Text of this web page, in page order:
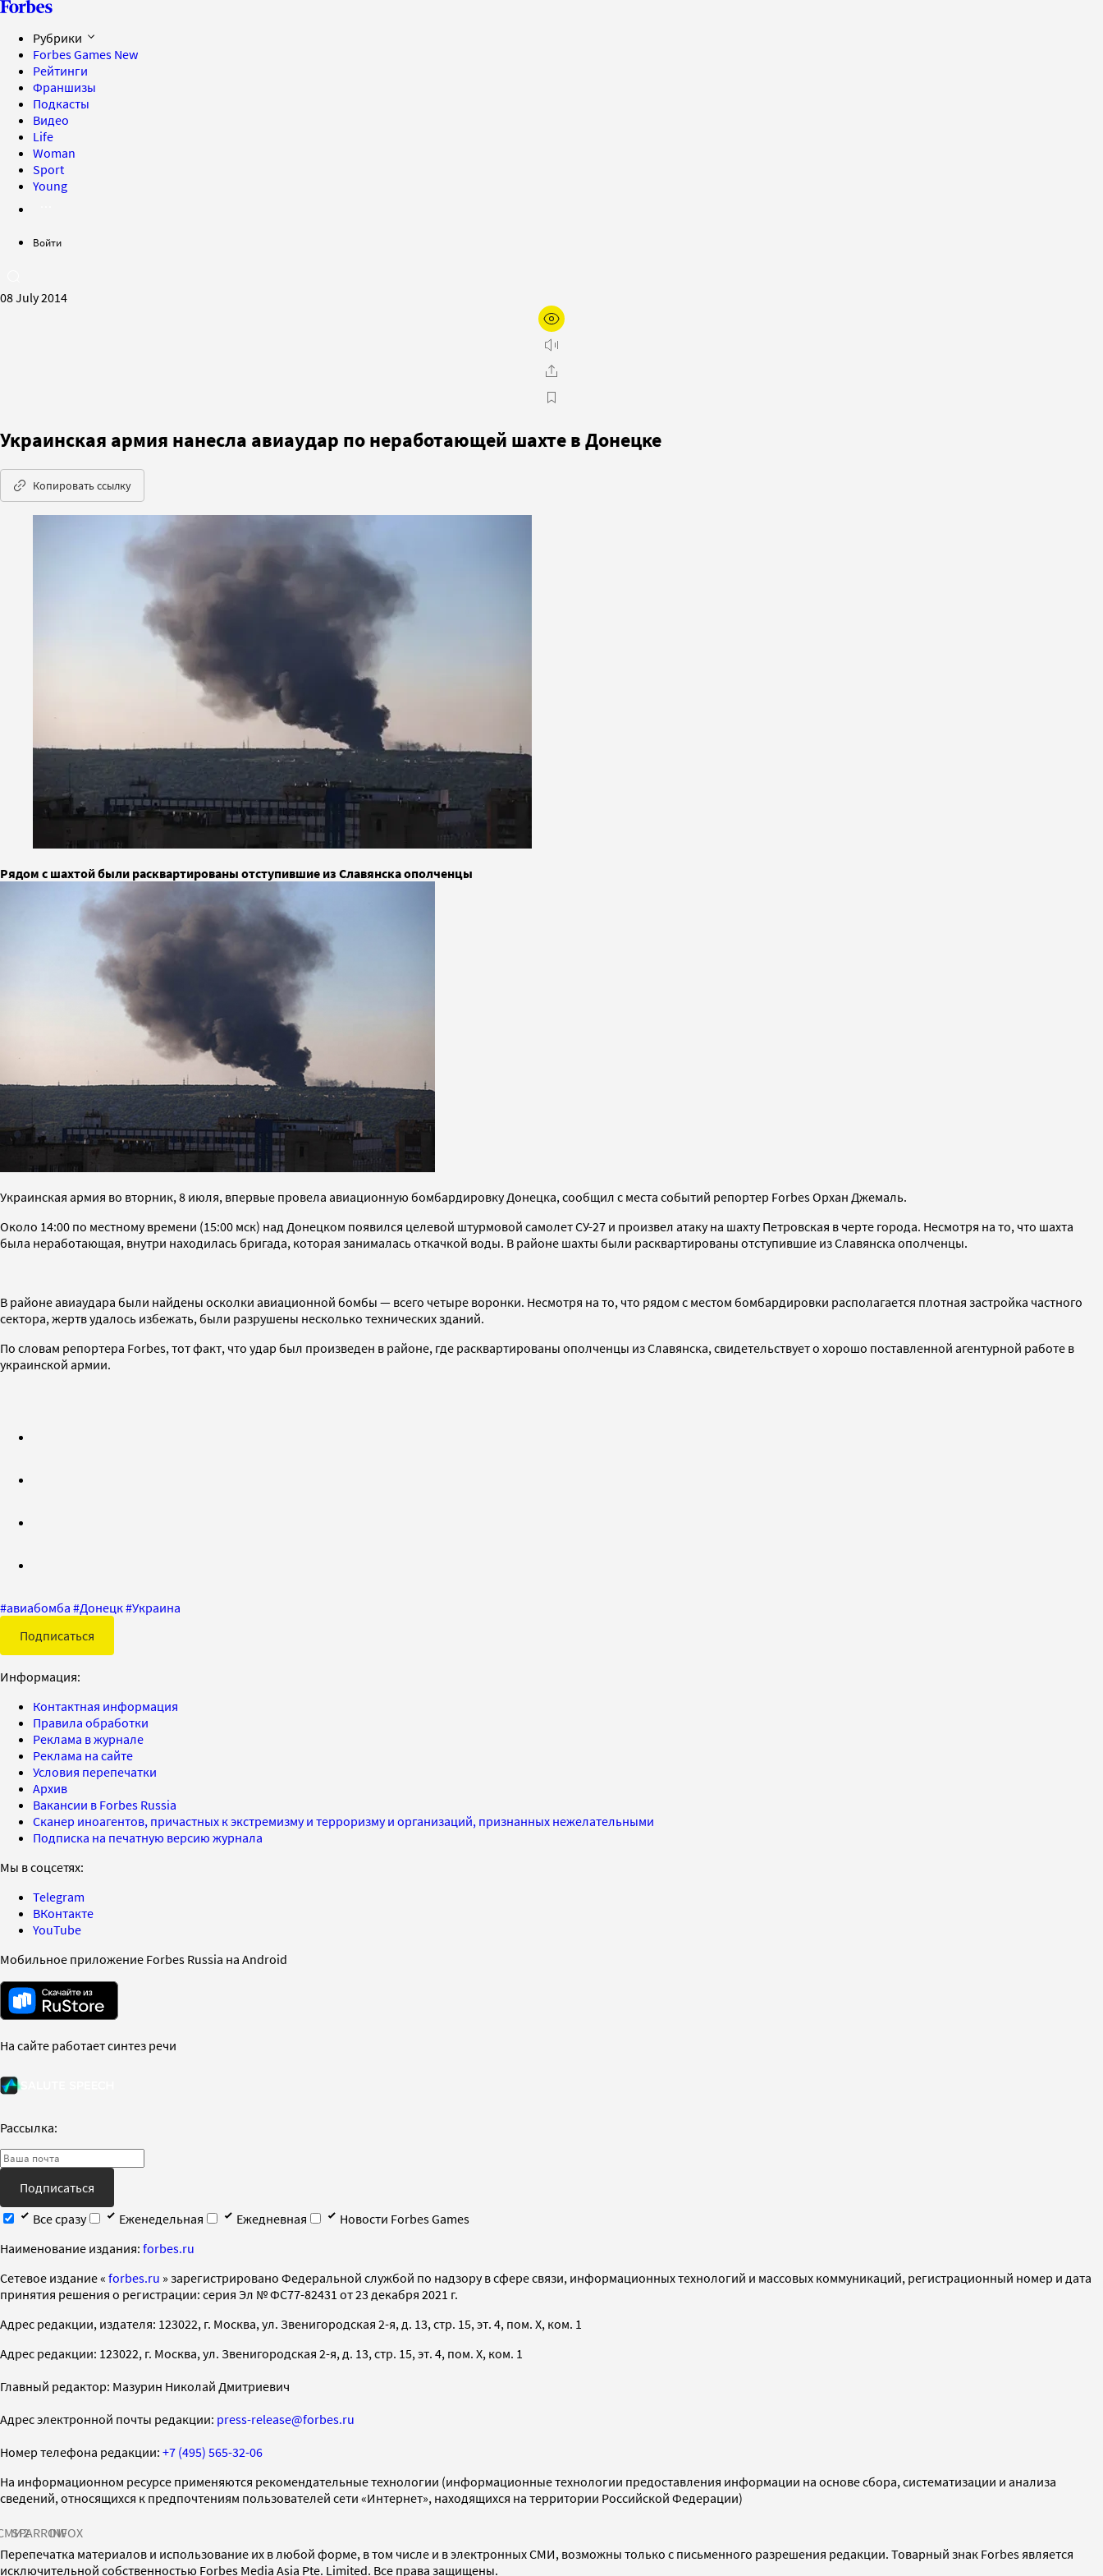
Рубрики
Forbes Games New
Рейтинги
Франшизы
Подкасты
Видео
Life
Woman
Sport
Young
Войти
08 July 2014
Украинская армия нанесла авиаудар по неработающей шахте в Донецке
Копировать ссылку
Рядом с шахтой были расквартированы отступившие из Славянска ополченцы
Украинская армия во вторник, 8 июля, впервые провела авиационную бомбардировку Донецка, сообщил с места событий репортер Forbes Орхан Джемаль.
Около 14:00 по местному времени (15:00 мск) над Донецком появился целевой штурмовой самолет СУ-27 и произвел атаку на шахту Петровская в черте города. Несмотря на то, что шахта
была неработающая, внутри находилась бригада, которая занималась откачкой воды. В районе шахты были расквартированы отступившие из Славянска ополченцы.
В районе авиаудара были найдены осколки авиационной бомбы — всего четыре воронки. Несмотря на то, что рядом с местом бомбардировки располагается плотная застройка частного
сектора, жертв удалось избежать, были разрушены несколько технических зданий.
По словам репортера Forbes, тот факт, что удар был произведен в районе, где расквартированы ополченцы из Славянска, свидетельствует о хорошо поставленной агентурной работе в
украинской армии.
#авиабомба #Донецк#Украина
Подписаться
Информация:
Контактная информация
Правила обработки
Реклама в журнале
Реклама на сайте
Условия перепечатки
Архив
Вакансии в Forbes Russia
Сканер иноагентов, причастных к экстремизму и терроризму и организаций, признанных нежелательными
Подписка на печатную версию журнала
Мы в соцсетях:
Telegram
ВКонтакте
YouTube
Мобильное приложение Forbes Russia на Android
На сайте работает синтез речи
Рассылка:
Подписаться
Все сразу
Еженедельная Ежедневная
Новости Forbes Games
Наименование издания: forbes.ru
Cетевое издание « forbes.ru » зарегистрировано Федеральной службой по надзору в сфере связи, информационных технологий и массовых коммуникаций, регистрационный номер и дата
принятия решения о регистрации: серия Эл № ФС77-82431 от 23 декабря 2021 г.
Адрес редакции, издателя: 123022, г. Москва, ул. Звенигородская 2-я, д. 13, стр. 15, эт. 4, пом. X, ком. 1
Адрес редакции: 123022, г. Москва, ул. Звенигородская 2-я, д. 13, стр. 15, эт. 4, пом. X, ком. 1
Главный редактор: Мазурин Николай Дмитриевич
Адрес электронной почты редакции: press-release@forbes.ru
Номер телефона редакции: +7 (495) 565-32-06
На информационном ресурсе применяются рекомендательные технологии (информационные технологии предоставления информации на основе сбора, систематизации и анализа
сведений, относящихся к предпочтениям пользователей сети «Интернет», находящихся на территории Российской Федерации)
SPARROWINFOX
Перепечатка материалов и использование их в любой форме, в том числе и в электронных СМИ, возможны только с письменного разрешения редакции. Товарный знак Forbes является
исключительной собственностью Forbes Media Asia Pte. Limited. Все права защищены.